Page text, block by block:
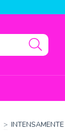
> INTENSAMENTE